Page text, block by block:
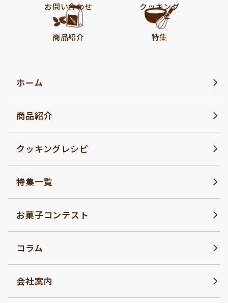
お問い合わせ
クッキング
レシピ
商品紹介
特集
ホーム
商品紹介
クッキングレシピ
特集一覧
お菓子コンテスト
コラム
会社案内